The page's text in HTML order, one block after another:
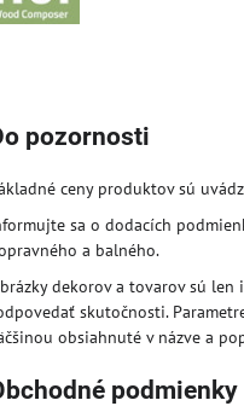
pozornosti
ceny produktov sú
sa o dodacích
a balného.
dekorov a tovarov sú len
skutočnosti.
obsiahnuté v názve a
podmienky